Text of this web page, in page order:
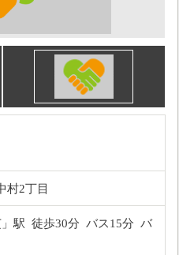
村2丁目
」駅 徒歩30分 バス15分 バ